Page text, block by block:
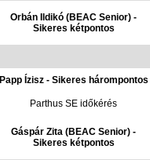
Orbán Ildikó (BEAC Senior) -
Sikeres kétpontos
Papp Ízisz - Sikeres hárompontos
Parthus SE időkérés
Gáspár Zita (BEAC Senior) -
Sikeres kétpontos